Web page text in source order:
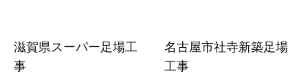
滋賀県スーパー足場工
事
名古屋市社寺新築足場
工事